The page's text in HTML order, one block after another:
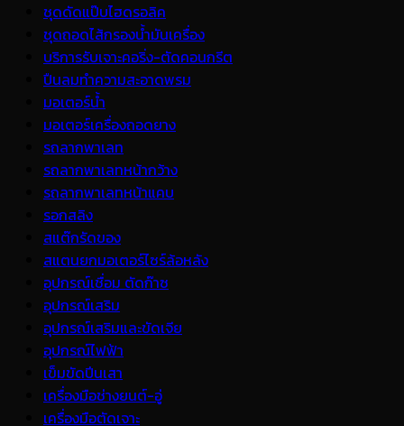
ชุดดัดแป๊บไฮดรอลิค
ชุดถอดไส้กรองน้ำมันเครื่อง
บริการรับเจาะคอริ่ง-ตัดคอนกรีต
ปืนลมทำความสะอาดพรม
มอเตอร์น้ำ
มอเตอร์เครื่องถอดยาง
รถลากพาเลท
รถลากพาเลทหน้ากว้าง
รถลากพาเลทหน้าแคบ
รอกสลิง
สแต๊กรัดของ
สแตนยกมอเตอร์ไซร์ล้อหลัง
อุปกรณ์เชื่อม ตัดก๊าซ
อุปกรณ์เสริม
อุปกรณ์เสริมและขัดเจีย
อุปกรณ์ไฟฟ้า
เข็มขัดปีนเสา
เครื่องมือช่างยนต์-อู่
เครื่องมือตัดเจาะ